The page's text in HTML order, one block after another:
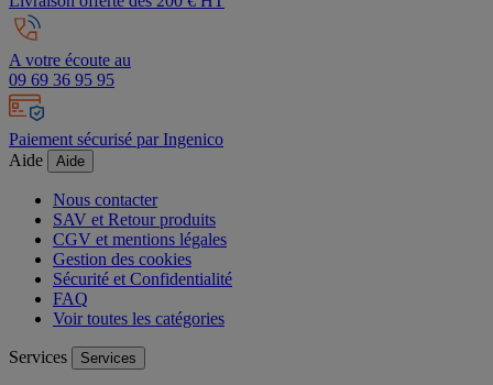
A votre écoute au
09 69 36 95 95
Paiement sécurisé par Ingenico
Aide
Aide
Nous contacter
SAV et Retour produits
CGV et mentions légales
Gestion des cookies
Sécurité et Confidentialité
FAQ
Voir toutes les catégories
Services Services